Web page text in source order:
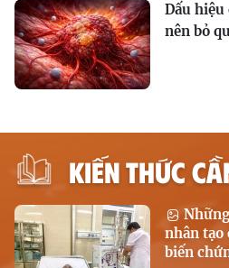
Dấu
nên bỏ
KIẾN THỨC
nhân tạo
biến